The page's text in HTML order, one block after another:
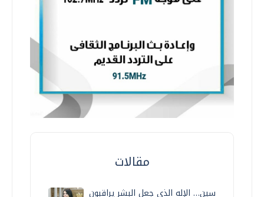
مقالات
سين… الإله الذي جعل البشر يراقبون